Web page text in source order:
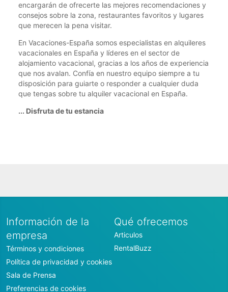
encargarán de ofrecerte las mejores recomendaciones y
consejos sobre la zona, restaurantes favoritos y lugares
que merecen la pena visitar.
En Vacaciones-España somos especialistas en alquileres
vacacionales en España y líderes en el sector de
alojamiento vacacional, gracias a los años de experiencia
que nos avalan. Confía en nuestro equipo siempre a tu
disposición para guiarte o responder a cualquier duda
que tengas sobre tu alquiler vacacional en España.
... Disfruta de tu estancia
Información de la
empresa
Términos y condiciones
Política de privacidad y cookies
Sala de Prensa
Preferencias de cookies
Qué ofrecemos
Articulos
RentalBuzz